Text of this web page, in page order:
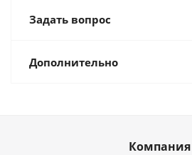
Задать вопрос
Дополнительно
Компания